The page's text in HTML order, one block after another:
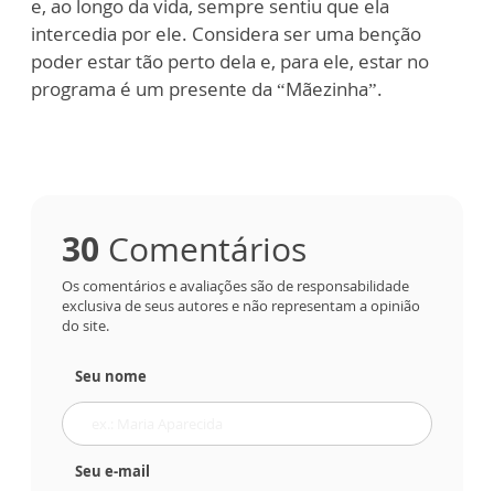
e, ao longo da vida, sempre sentiu que ela
intercedia por ele. Considera ser uma benção
poder estar tão perto dela e, para ele, estar no
programa é um presente da “Mãezinha”.
30 Comentários
Os comentários e avaliações são de responsabilidade
exclusiva de seus autores e não representam a opinião
do site.
Seu nome
Seu e-mail